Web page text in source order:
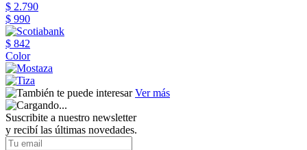
$ 2.790
$ 990
$ 842
Color
Ver más
Suscribite a nuestro newsletter
y recibí las últimas novedades.